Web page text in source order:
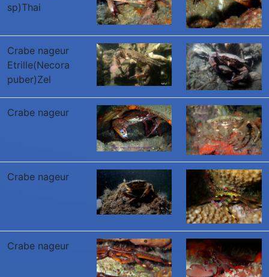
sp)Thai
Crabe nageur
Etrille(Necora
puber)Zel
Crabe nageur
Crabe nageur
Crabe nageur